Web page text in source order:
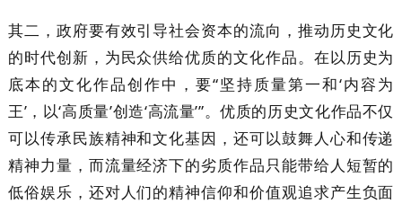
其二，政府要有效引导社会资本的流向，推动历史文化
的时代创新，为民众供给优质的文化作品。在以历史为
底本的文化作品创作中，要“坚持质量第一和‘内容为
王’，以‘高质量’创造‘高流量’”。优质的历史文化作品不仅
可以传承民族精神和文化基因，还可以鼓舞人心和传递
精神力量，而流量经济下的劣质作品只能带给人短暂的
低俗娱乐，还对人们的精神信仰和价值观追求产生负面